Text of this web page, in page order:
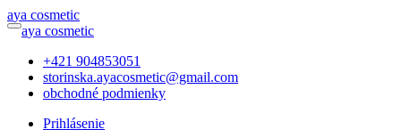
aya cosmetic
aya cosmetic
+421 904853051
storinska.ayacosmetic@gmail.com
obchodné podmienky
Prihlásenie